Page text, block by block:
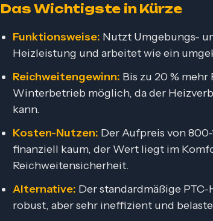
Das Wichtigste in Kürze
Funktionsweise: Nutzt Umgebungs-
Heizleistung und arbeitet wie ein
Reichweitengewinn: Bis zu 20 %
Winterbetrieb möglich, da der
kann.
Kosten-Nutzen: Der Aufpreis von
finanziell kaum, der Wert liegt im
Reichweitensicherheit.
Alternative: Der standardmäßige
robust, aber sehr ineffizient und